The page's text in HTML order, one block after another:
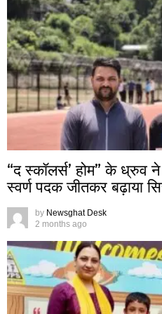
“द स्कॉलर्स’ होम” के ध्रुव
स्वर्ण पदक जीतकर बढ़ाया
by Newsghat Desk
2 months ago